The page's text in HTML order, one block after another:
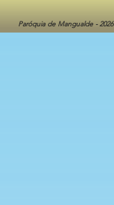
Paróquia de Mangualde - 2026